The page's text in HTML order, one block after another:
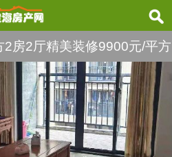
房2厅精美装修9900元/平方
名额23年可读